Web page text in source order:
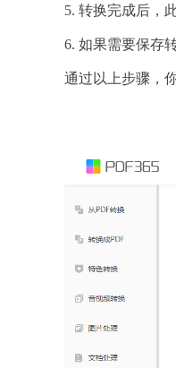
5. 转换完成后，
6. 如果需要保存
通过以上步骤，